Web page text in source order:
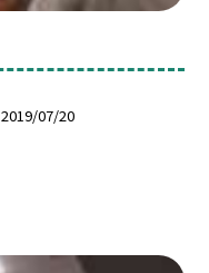
2019/07/20